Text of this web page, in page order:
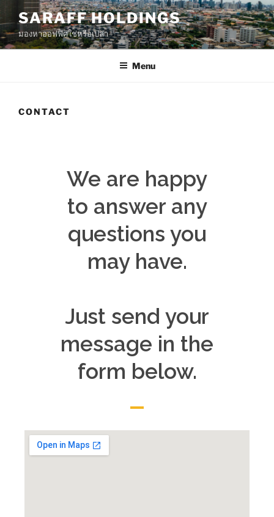
SARAFF HOLDINGS
มองหาออฟฟิศใช่หรือเปล่า
Menu
CONTACT
We are happy
to answer any
questions you
may have.
Just send your
message in the
form below.